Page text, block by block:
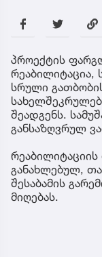
პროექტის
რეაბილიტაცია,
სრული
შეადგენს.
განსაზღვრულ
განახლებულ,
შესაბამის
მიღებას.